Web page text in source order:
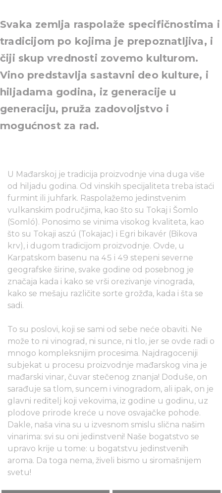
Svaka zemlja raspolaže specifičnostima i
tradicijom po kojima je prepoznatljiva, i
čiji skup vrednosti zovemo kulturom.
Vino predstavlja sastavni deo kulture, i
hiljadama godina, iz generacije u
generaciju, pruža zadovoljstvo i
mogućnost za rad.
U Mađarskoj je tradicija proizvodnje vina duga više
od hiljadu godina. Od vinskih specijaliteta treba istaći
furmint ili juhfark. Raspolažemo jedinstvenim
vulkanskim područjima, kao što su Tokaj i Šomlo
(Somló). Ponosimo se vinima visokog kvaliteta, kao
što su Tokaji aszú (Tokajac) i Egri bikavér (Bikova
krv), i dugom tradicijom proizvodnje. Ovde, u
Karpatskom basenu na 45 i 49 stepeni severne
geografske širine, svake godine od posebnog je
značaja kada i kako se vrši orezivanje vinograda,
kako se mešaju različite sorte grožđa, kada i šta se
sadi.
To su poslovi, koji se sami od sebe neće obaviti. Ne
može to ni vinograd, ni sunce, ni tlo, jer se ovde radi o
mnogo kompleksnijim procesima. Najdragoceniji
subjekat u procesu proizvodnje mađarskog vina je
mađarski vinar, čuvar stečenog znanja! Doduše, on
sarađuje sa tlom, suncem i vinogradom, ali ipak, on je
glavni reditelj koji vekovima, iz godine u godinu, uz
plodove prirode kreće u nove osvajačke pohode.
Dakle, naša vina su u izvesnom smislu slična našim
vinarima: svi su oni jedinstveni! Naše bogatstvo se
upravo krije u tome: u bogatstvu jedinstvenih
aroma. Da toga nema, živeli bismo u siromašnijem
svetu!